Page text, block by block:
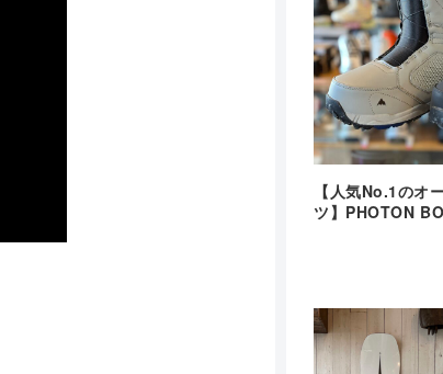
【人気No.1のオ
ツ】PHOTON